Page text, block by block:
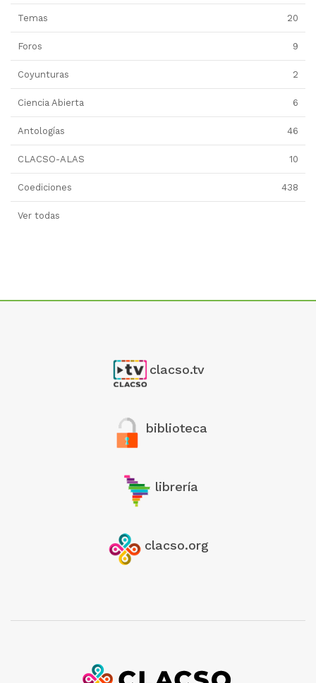
Temas 20
Foros 9
Coyunturas 2
Ciencia Abierta 6
Antologías 46
CLACSO-ALAS 10
Coediciones 438
Ver todas
clacso.tv
biblioteca
librería
clacso.org